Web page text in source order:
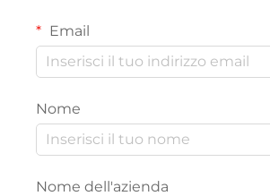
Email
Nome
Nome dell'azienda